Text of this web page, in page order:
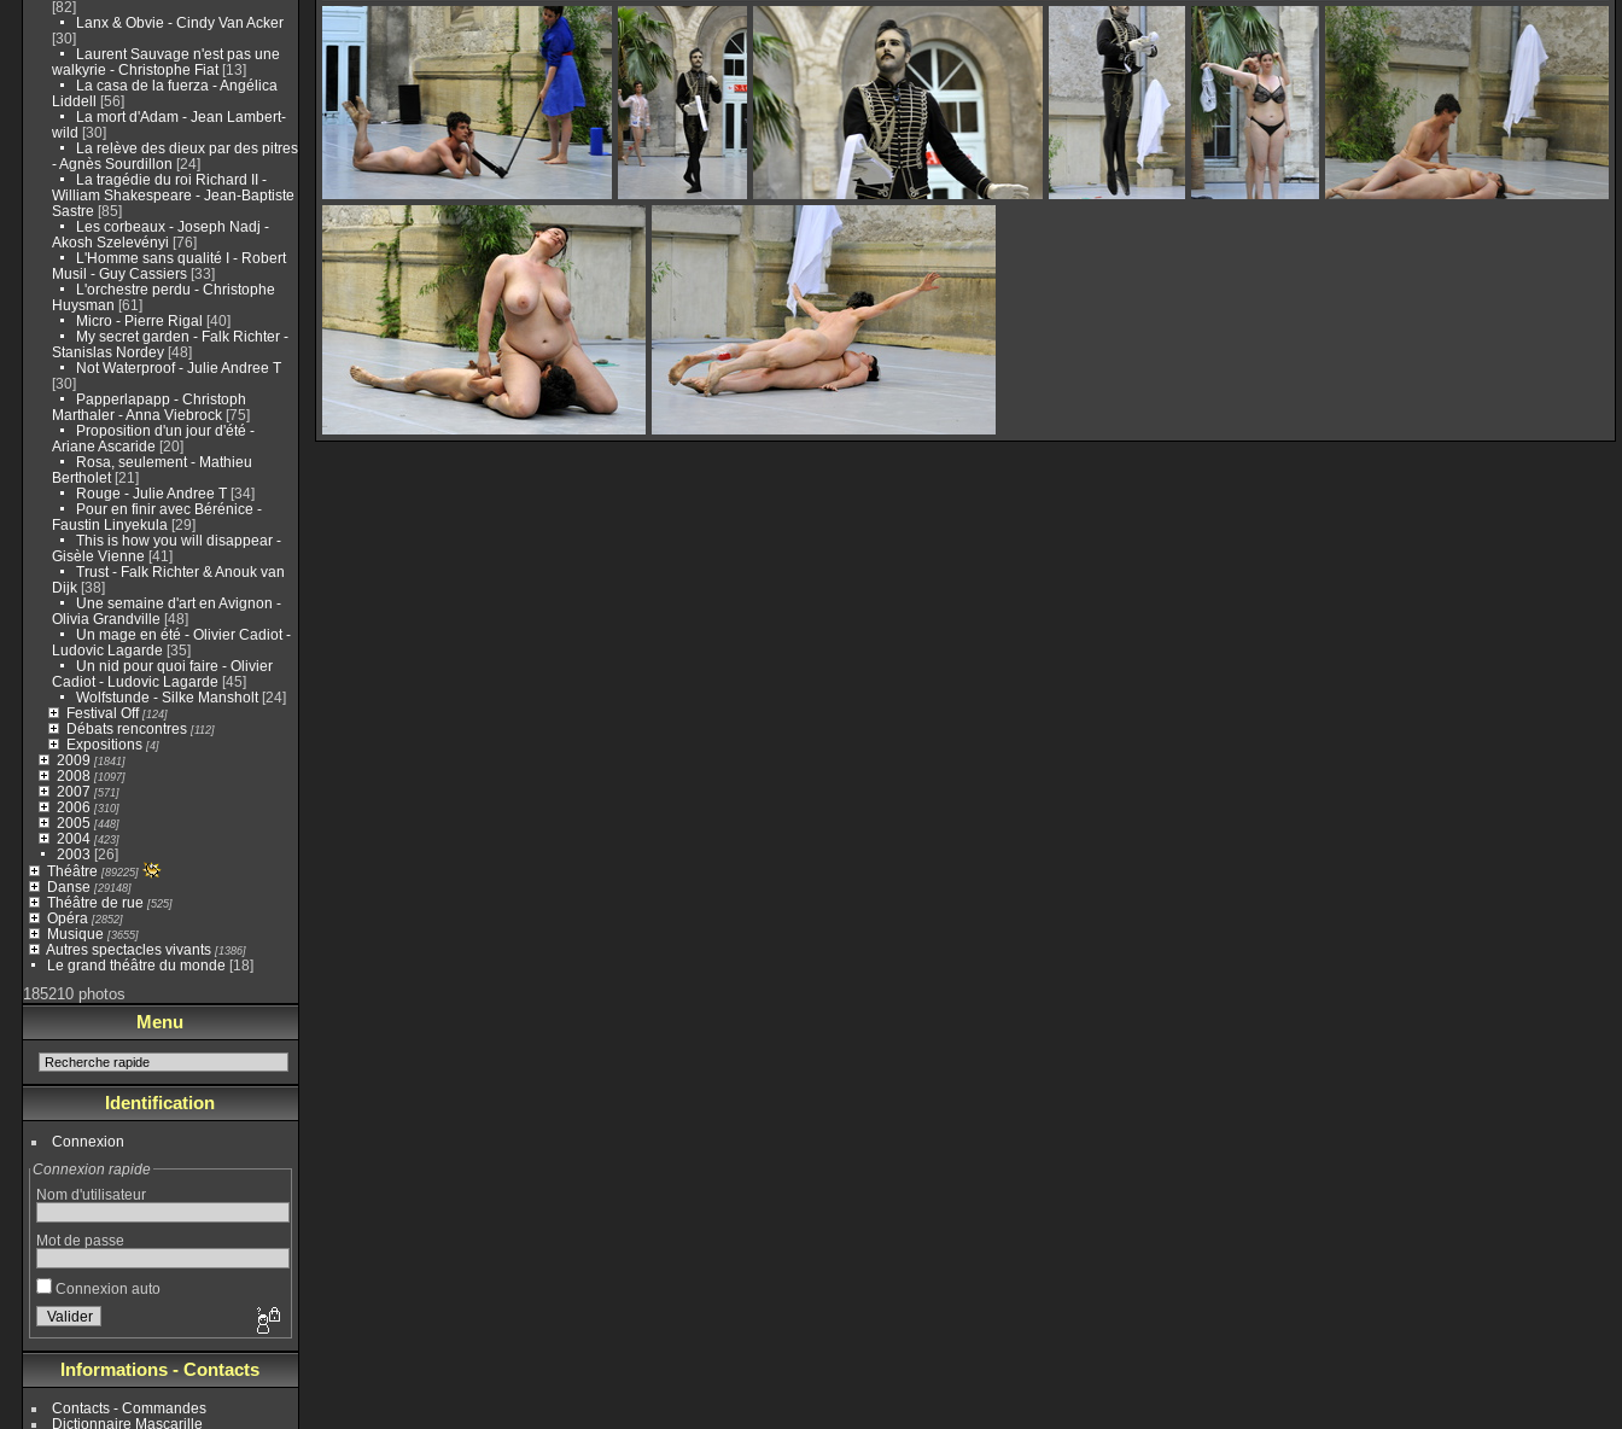
[82]
Lanx & Obvie - Cindy Van Acker
[30]
Laurent Sauvage n'est pas une
walkyrie - Christophe Fiat[13]
La casa de la fuerza - Angélica
Liddell [56]
La mort d'Adam - Jean Lambert-
wild [30]
La relève des dieux par des pitres
- Agnès Sourdillon [24]
La tragédie du roi Richard II -
William Shakespeare - Jean-Baptiste
Sastre [85]
Les corbeaux - Joseph Nadj -
Akosh Szelevényi [76]
L'Homme sans qualité I - Robert
Musil - Guy Cassiers[33]
L'orchestre perdu - Christophe
Huysman [61]
Micro - Pierre Rigal [40]
My secret garden - Falk Richter -
Stanislas Nordey [48]
Not Waterproof - Julie Andree T
[30]
Papperlapapp - Christoph
Marthaler - Anna Viebrock[75]
Proposition d'un jour d'été -
Ariane Ascaride [20]
Rosa, seulement - Mathieu
Bertholet[21]
Rouge - Julie Andree T[34]
Pour en finir avec Bérénice -
Faustin Linyekula [29]
This is how you will disappear -
Gisèle Vienne [41]
Trust - Falk Richter & Anouk van
Dijk[38]
Une semaine d'art en Avignon -
Olivia Grandville [48]
Un mage en été - Olivier Cadiot -
Ludovic Lagarde [35]
Un nid pour quoi faire - Olivier
Cadiot - Ludovic Lagarde [45]
Wolfstunde - Silke Mansholt[24]
Festival Off[124]
Débats rencontres[112]
Expositions[4]
2009 [1841]
2008 [1097]
2007 [571]
2006 [310]
2005 [448]
2004[423]
2003 [26]
Théâtre [89225]
Danse [29148]
Théâtre de rue [525]
Opéra [2852]
Musique [3655]
Autres spectacles vivants[1386]
Le grand théâtre du monde [18]
185210 photos
Menu
Identification
Connexion
Connexion rapide
Nom d'utilisateur
Mot de passe
Connexion auto
Informations - Contacts
Contacts - Commandes
Dictionnaire Mascarille